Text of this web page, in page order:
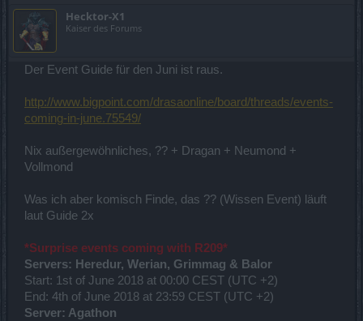
Hecktor-X1
Kaiser des Forums
Der Event Guide für den Juni ist raus.
http://www.bigpoint.com/drasaonline/board/threads/events-
coming-in-june.75549/
Nix außergewöhnliches, ?? + Dragan + Neumond +
Vollmond
Was ich aber komisch Finde, das ?? (Wissen Event) läuft
laut Guide 2x
*Surprise events coming with R209*
Servers: Heredur, Werian, Grimmag & Balor
Start: 1st of June 2018 at 00:00 CEST (UTC +2)
End: 4th of June 2018 at 23:59 CEST (UTC +2)
Server: Agathon